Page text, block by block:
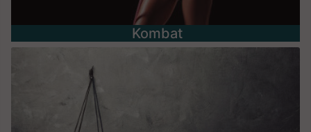
Kombat